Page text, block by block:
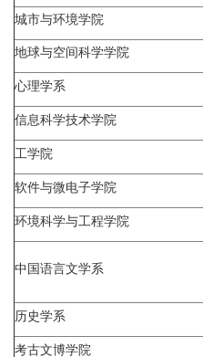
城市与环境学院
地球与空间科学学院
心理学系
信息科学技术学院
工学院
软件与微电子学院
环境科学与工程学院
中国语言文学系
历史学系
考古文博学院